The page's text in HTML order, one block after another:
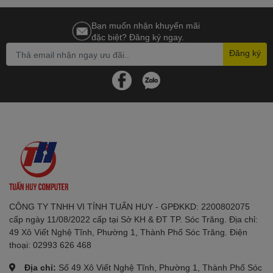
TƯƠNG THÍCH CAO – CẮM
LÀ CHẠY
RAM Netac Shadow II DDR4 tương thích tốt với nhiều loại bo mạch
chủ đến từ các thương hiệu phổ biến như ASUS, MSI, Gigabyte,
ASRock,... Chỉ cần cắm vào là sử dụng ngay, không cần chỉnh sửa
cấu hình phức tạp. Hỗ trợ ép xung nhẹ với điện áp 1.35V.
🎯LỰA CHỌN HOÀN HẢO CHO
NGƯỜI DÙNG PHỔ THÔNG &
GAMER MỚI
Đây là lựa chọn lý tưởng dành cho:
Người dùng cần nâng cấp RAM cho PC chơi game cấu hình
tầm trung
Bạn muốn nhận khuyến mãi
đặc biệt? Đăng ký ngay.
Đăng ký
CÔNG TY TNHH VI TÍNH TUẤN HUY - GPĐKKD: 2200802075
cấp ngày 11/08/2022 cấp tại Sở KH & ĐT TP. Sóc Trăng. Địa chỉ:
49 Xô Viết Nghệ Tĩnh, Phường 1, Thành Phố Sóc Trăng. Điện
thoại: 02993 626 468
Địa chỉ: Số 49 Xô Viết Nghệ Tĩnh, Phường 1, Thành Phố Sóc